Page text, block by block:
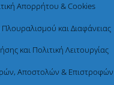
Απορρήτου & Cookies
Πλουραλισμού και Διαφάνειας
και Πολιτική Λειτουργίας
Αποστολών & Επιστροφών